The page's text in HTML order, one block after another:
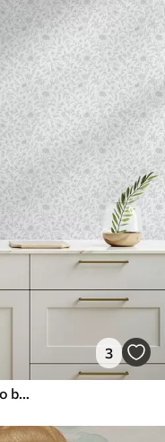
3
Flores finas em linha azul sobre fundo branco sujo